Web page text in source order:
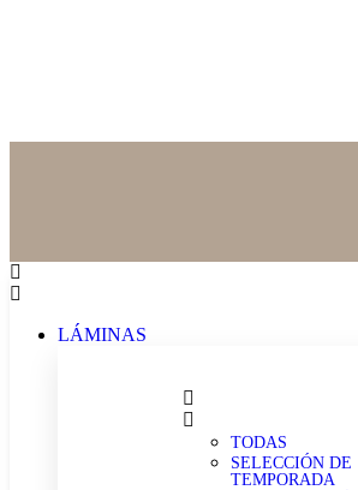
LÁMINAS
TODAS
SELECCIÓN DE
TEMPORADA